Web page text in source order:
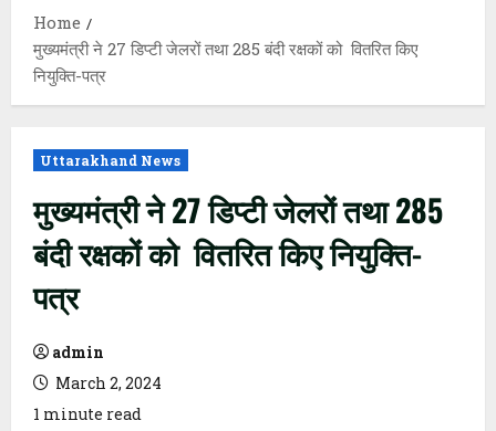
Home
मुख्यमंत्री ने 27 डिप्टी जेलरों तथा 285 बंदी रक्षकों को वितरित किए
नियुक्ति-पत्र
Uttarakhand News
मुख्यमंत्री ने 27 डिप्टी जेलरों तथा 285
बंदी रक्षकों को वितरित किए नियुक्ति-
पत्र
admin
March 2, 2024
1 minute read